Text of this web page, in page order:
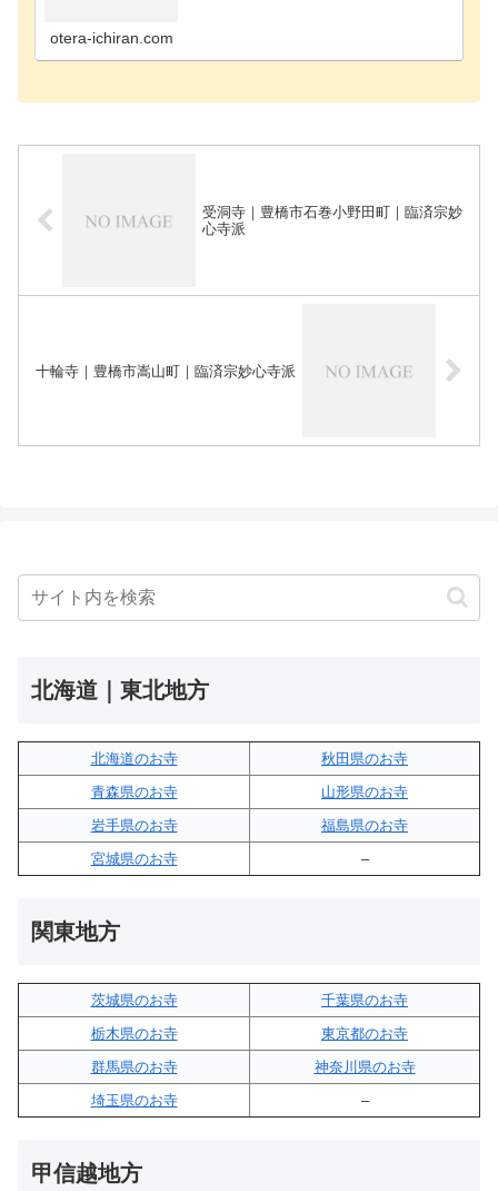
otera-ichiran.com
受洞寺｜豊橋市石巻小野田町｜臨済宗妙
心寺派
十輪寺｜豊橋市嵩山町｜臨済宗妙心寺派
北海道｜東北地方
北海道のお寺
秋田県のお寺
青森県のお寺
山形県のお寺
岩手県のお寺
福島県のお寺
宮城県のお寺
–
関東地方
茨城県のお寺
千葉県のお寺
栃木県のお寺
東京都のお寺
群馬県のお寺
神奈川県のお寺
埼玉県のお寺
–
甲信越地方